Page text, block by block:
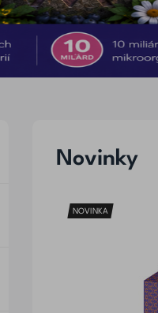
Novinky
NOVINKA